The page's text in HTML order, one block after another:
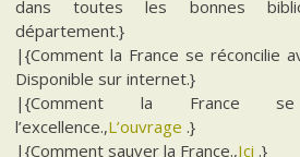
dans toutes les bonnes
département.}
|{Comment la France se réconcilie
Disponible sur internet.}
|{Comment la France
l’excellence.,L’ouvrage .}
|{Comment sauver la France.,Ici .}